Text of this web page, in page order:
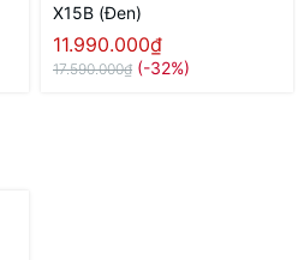
X15B (Đen)
11.990.000₫
17.590.000₫ (-32%)